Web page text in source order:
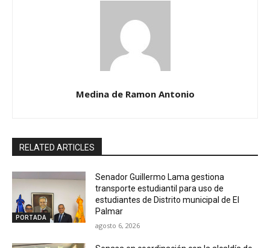
Medina de Ramon Antonio
RELATED ARTICLES
PORTADA
Senador Guillermo Lama gestiona
transporte estudiantil para uso de
estudiantes de Distrito municipal de El
Palmar
agosto 6, 2026